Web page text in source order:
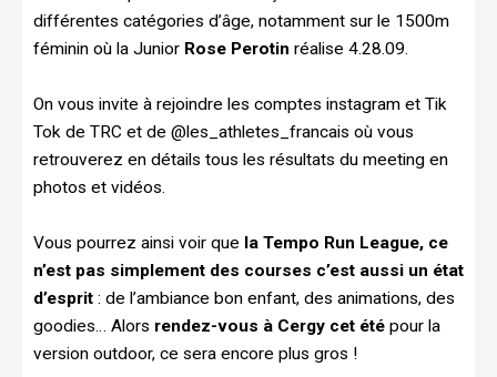
différentes catégories d’âge, notamment sur le 1500m
féminin où la Junior Rose Perotin réalise 4.28.09.
On vous invite à rejoindre les comptes instagram et Tik
Tok de TRC et de @les_athletes_francais où vous
retrouverez en détails tous les résultats du meeting en
photos et vidéos.
Vous pourrez ainsi voir que la Tempo Run League, ce
n’est pas simplement des courses c’est aussi un état
d’esprit : de l’ambiance bon enfant, des animations, des
goodies… Alors rendez-vous à Cergy cet été pour la
version outdoor, ce sera encore plus gros !